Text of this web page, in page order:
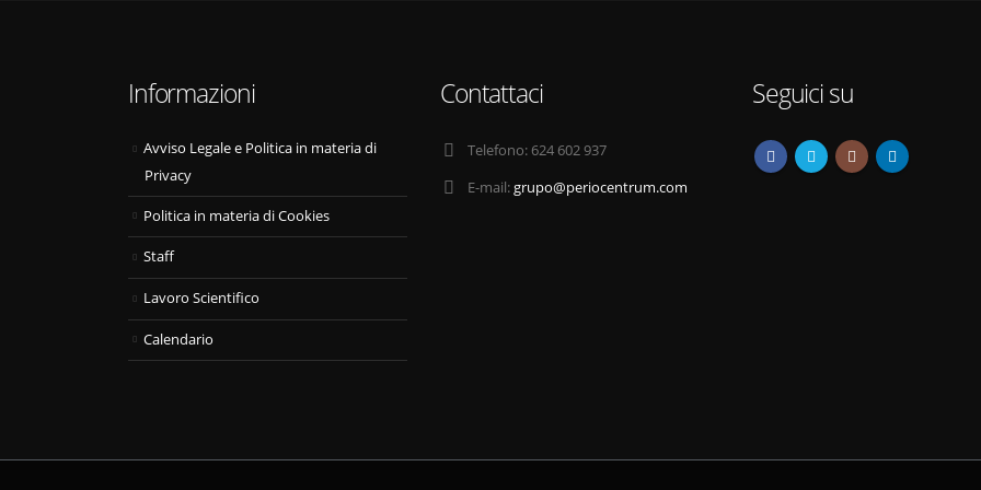
Informazioni
Avviso Legale e Politica in materia di
Privacy
Politica in materia di Cookies
Staff
Lavoro Scientifico
Calendario
Contattaci
Telefono: 624 602 937
E-mail:grupo@periocentrum.com
Seguici su